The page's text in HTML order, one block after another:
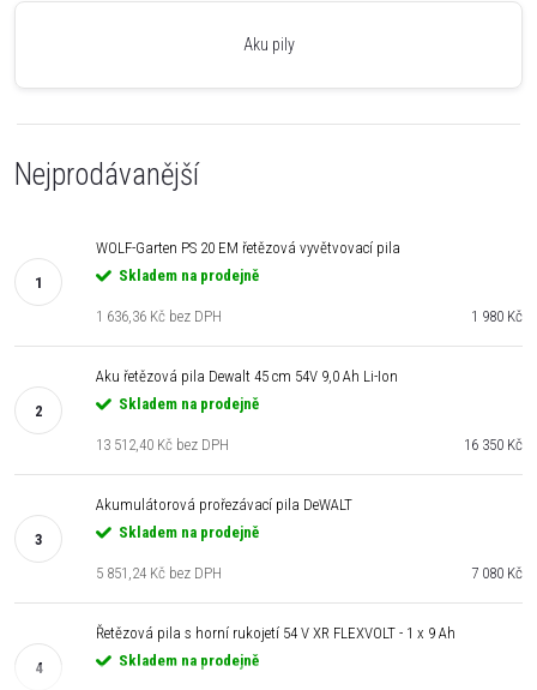
Aku pily
Nejprodávanější
WOLF-Garten PS 20 EM řetězová vyvětvovací pila
Skladem na prodejně
1 980 Kč
1 636,36 Kč bez DPH
Aku řetězová pila Dewalt 45 cm 54V 9,0 Ah Li-Ion
Skladem na prodejně
16 350 Kč
13 512,40 Kč bez DPH
Akumulátorová prořezávací pila DeWALT
Skladem na prodejně
7 080 Kč
5 851,24 Kč bez DPH
Řetězová pila s horní rukojetí 54 V XR FLEXVOLT - 1 x 9 Ah
Skladem na prodejně